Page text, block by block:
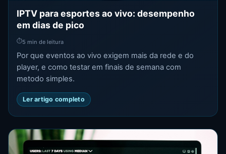
IPTV para esportes ao vivo: desempenho
em dias de pico
⏱5 min de leitura
Por que eventos ao vivo exigem mais da rede e do
player, e como testar em finais de semana com
metodo simples.
Ler artigo completo